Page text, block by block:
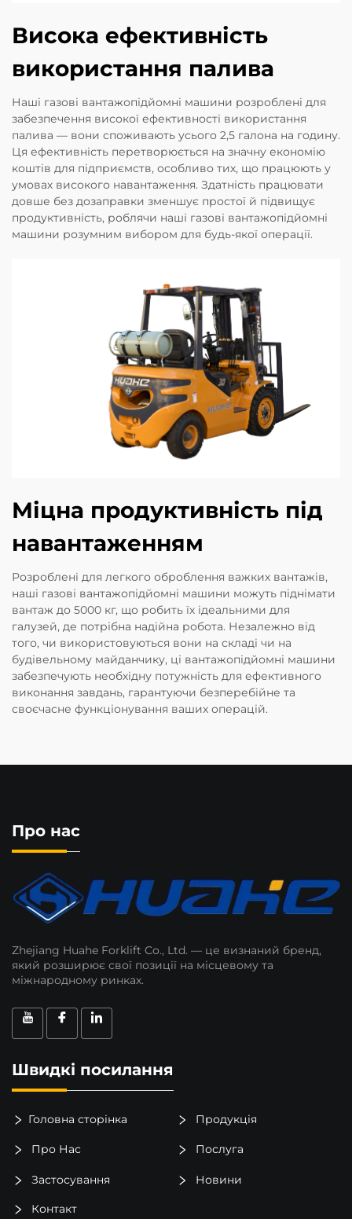
Висока ефективність
використання палива
Наші газові вантажопідйомні машини розроблені для
забезпечення високої ефективності використання
палива — вони споживають усього 2,5 галона на годину.
Ця ефективність перетворюється на значну економію
коштів для підприємств, особливо тих, що працюють у
умовах високого навантаження. Здатність працювати
довше без дозаправки зменшує простої й підвищує
продуктивність, роблячи наші газові вантажопідйомні
машини розумним вибором для будь-якої операції.
Міцна продуктивність під
навантаженням
Розроблені для легкого оброблення важких вантажів,
наші газові вантажопідйомні машини можуть піднімати
вантаж до 5000 кг, що робить їх ідеальними для
галузей, де потрібна надійна робота. Незалежно від
того, чи використовуються вони на складі чи на
будівельному майданчику, ці вантажопідйомні машини
забезпечують необхідну потужність для ефективного
виконання завдань, гарантуючи безперебійне та
своєчасне функціонування ваших операцій.
Про нас
Zhejiang Huahe Forklift Co., Ltd. — це визнаний бренд,
який розширює свої позиції на місцевому та
міжнародному ринках.
Швидкі посилання
Головна сторінка Продукція
Про Нас Послуга
Застосування Новини
Контакт